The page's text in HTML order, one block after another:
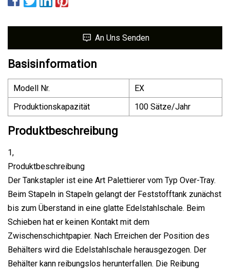
An Uns Senden
Basisinformation
Modell Nr.
EX
Produktionskapazität
100 Sätze/Jahr
Produktbeschreibung
1,
Produktbeschreibung
Der Tankstapler ist eine Art Palettierer vom Typ Over-Tray.
Beim Stapeln in Stapeln gelangt der Feststofftank zunächst
bis zum Überstand in eine glatte Edelstahlschale. Beim
Schieben hat er keinen Kontakt mit dem
Zwischenschichtpapier. Nach Erreichen der Position des
Behälters wird die Edelstahlschale herausgezogen. Der
Behälter kann reibungslos herunterfallen. Die Reibung